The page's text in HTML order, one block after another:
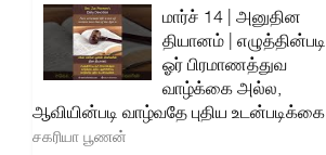
மார்ச் 14 | அனுதின
தியானம் | எழுத்தின்படி
ஓர் பிரமாணத்துவ
வாழ்க்கை அல்ல,
ஆவியின்படி வாழ்வதே புதிய உடன்படிக்கை
சகரியா பூணன்